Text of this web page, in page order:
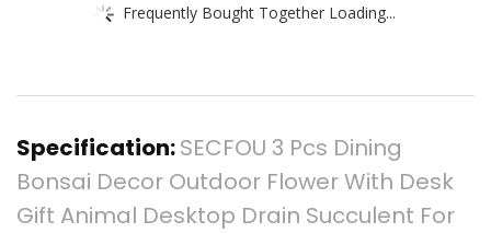
Frequently Bought Together Loading...
Specification:SECFOU 3 Pcs Dining
Bonsai Decor Outdoor Flower With Desk
Gift Animal Desktop Drain Succulent For